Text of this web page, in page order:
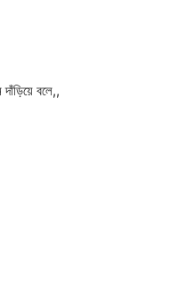
বলে,,